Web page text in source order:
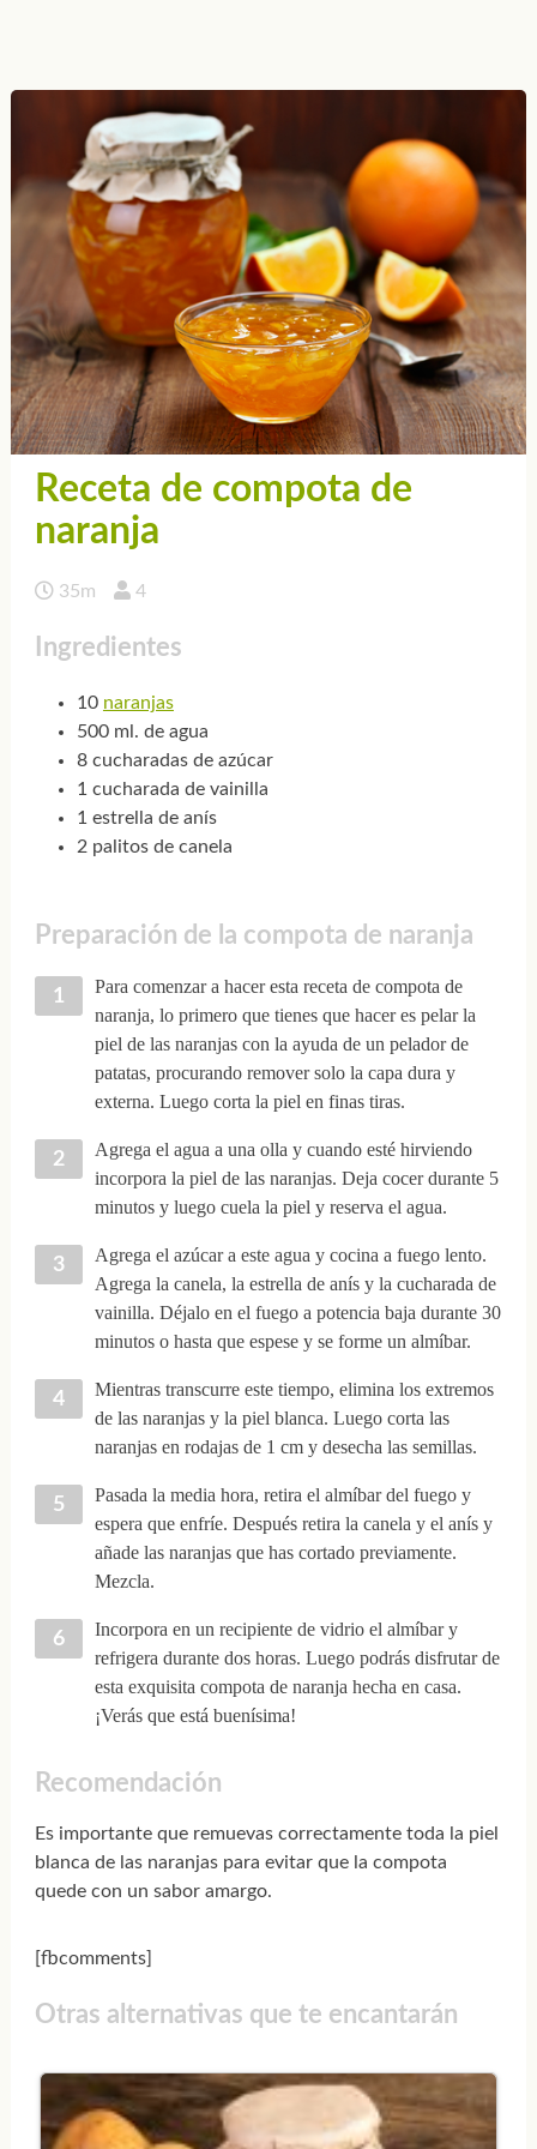
Receta de compota de
naranja
35m 4
Ingredientes
10 naranjas
500 ml. de agua
8 cucharadas de azúcar
1 cucharada de vainilla
1 estrella de anís
2 palitos de canela
Preparación de la compota de naranja
Para comenzar a hacer esta receta de compota de
naranja, lo primero que tienes que hacer es pelar la
piel de las naranjas con la ayuda de un pelador de
patatas, procurando remover solo la capa dura y
externa. Luego corta la piel en finas tiras.
Agrega el agua a una olla y cuando esté hirviendo
incorpora la piel de las naranjas. Deja cocer durante 5
minutos y luego cuela la piel y reserva el agua.
Agrega el azúcar a este agua y cocina a fuego lento.
Agrega la canela, la estrella de anís y la cucharada de
vainilla. Déjalo en el fuego a potencia baja durante 30
minutos o hasta que espese y se forme un almíbar.
Mientras transcurre este tiempo, elimina los extremos
de las naranjas y la piel blanca. Luego corta las
naranjas en rodajas de 1 cm y desecha las semillas.
Pasada la media hora, retira el almíbar del fuego y
espera que enfríe. Después retira la canela y el anís y
añade las naranjas que has cortado previamente.
Mezcla.
Incorpora en un recipiente de vidrio el almíbar y
refrigera durante dos horas. Luego podrás disfrutar de
esta exquisita compota de naranja hecha en casa.
¡Verás que está buenísima!
Recomendación
Es importante que remuevas correctamente toda la piel
blanca de las naranjas para evitar que la compota
quede con un sabor amargo.
[fbcomments]
Otras alternativas que te encantarán